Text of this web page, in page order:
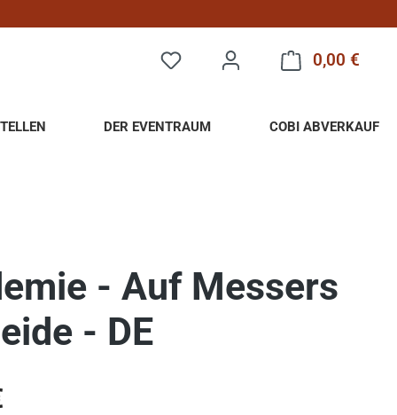
0,00 €
DER EVENTRAUM COBI ABVERKAUF
- Auf Messers
- DE